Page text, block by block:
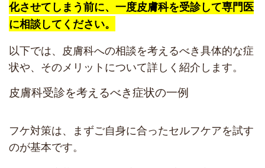
化させてしまう前に、一度皮膚科を受診して専門医
に相談してください。
以下では、皮膚科への相談を考えるべき具体的な症
状や、そのメリットについて詳しく紹介します。
皮膚科受診を考えるべき症状の一例
フケ対策は、まずご自身に合ったセルフケアを試す
のが基本です。